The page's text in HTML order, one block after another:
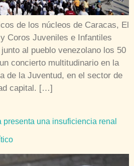
de los núcleos de Caracas, El
Coros Juveniles e Infantiles
al pueblo venezolano los 50
concierto multitudinario en la
de la Juventud, en el sector de
capital. […]
una insuficiencia renal